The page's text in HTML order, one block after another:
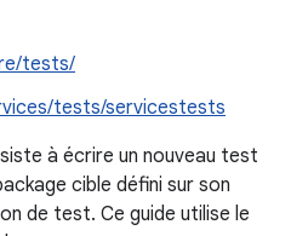
tests/
tests/servicestests
à écrire un nouveau test
cible défini sur son
de test. Ce guide utilise le